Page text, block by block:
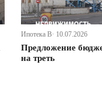
Ипотека В· 10.07.2026
Предложение
на треть